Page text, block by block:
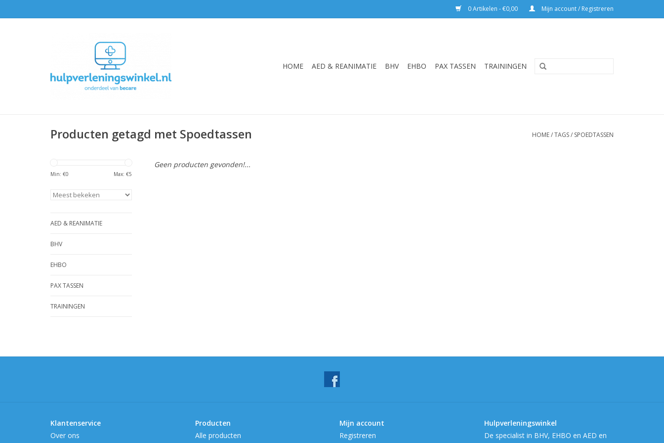
0 Artikelen - €0,00 Mijn account / Registreren
HOME AED & REANIMATIE BHV EHBO PAX TASSEN TRAININGEN
Producten getagd met Spoedtassen HOME/TAGS/ SPOEDTASSEN
Min: €0 Max: €5
AED & REANIMATIE
BHV
EHBO
PAX TASSEN
TRAININGEN
Geen producten gevonden!...
Klantenservice
Over ons
Producten
Alle producten
Mijn account
Registreren
Hulpverleningswinkel
De specialist in BHV, EHBO en AED en